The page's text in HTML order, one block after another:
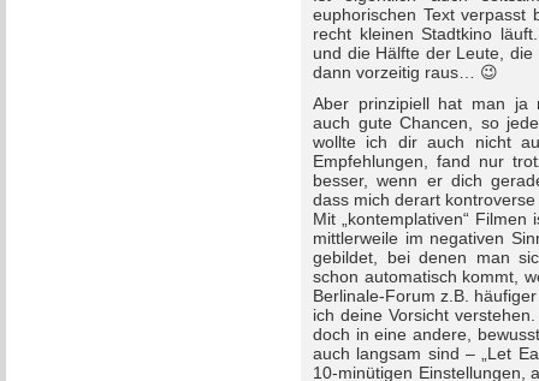
euphorischen Text
recht kleinen Stadtkino
und die Hälfte der Leute,
dann vorzeitig raus… 😉
Aber prinzipiell hat man ja
auch gute Chancen, so
wollte ich dir auch nicht
Empfehlungen, fand nur
besser, wenn er dich
dass mich derart
Mit „kontemplativen“
mittlerweile im negativen
gebildet, bei denen man
schon automatisch kommt,
Berlinale-Forum z.B.
ich deine Vorsicht
doch in eine andere,
auch langsam sind – „Let
10-minütigen Einstellungen,